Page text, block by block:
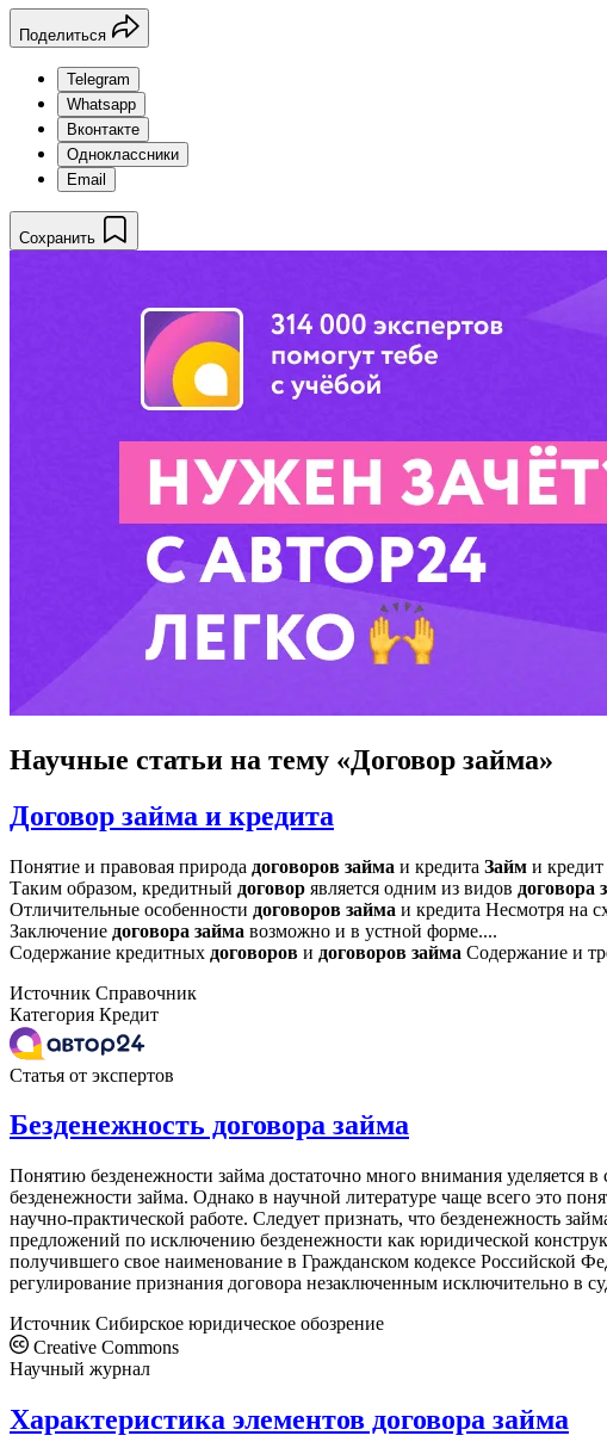
Поделиться
Telegram
Whatsapp
Вконтакте
Одноклассники
Email
Сохранить
Научные статьи на тему «Договор займа»
Договор займа и кредита
Понятие и правовая природа договоров займа и кредита Займ и кредит
Таким образом, кредитный договор является одним из видов договора
Отличительные особенности договоров займа и кредита Несмотря на
Заключение договора займа возможно и в устной форме....
Содержание кредитных договоров и договоров займа Содержание и
Источник Справочник
Категория Кредит
Статья от экспертов
Безденежность договора займа
Понятию безденежности займа достаточно много внимания уделяется
безденежности займа. Однако в научной литературе чаще всего это
научно-практической работе. Следует признать, что безденежность
предложений по исключению безденежности как юридической
получившего свое наименование в Гражданском кодексе Российской
регулирование признания договора незаключенным исключительно в
Источник Сибирское юридическое обозрение
Creative Commons
Научный журнал
Характеристика элементов договора займа